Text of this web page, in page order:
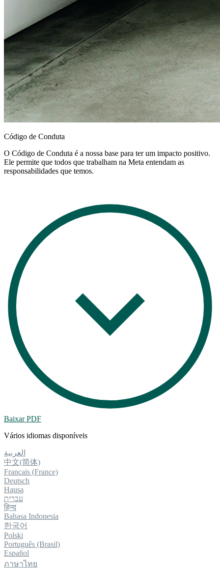
Código de Conduta
O Código de Conduta é a nossa base para ter um impacto positivo.
Ele permite que todos que trabalham na Meta entendam as
responsabilidades que temos.
Baixar PDF
Vários idiomas disponíveis
‏العربية‏
中文(简体)
Français (France)
Deutsch
Hausa
‏עברית‏
हिन्द
Bahasa Indonesia
한국어
Polski
Português (Brasil)
Español
ภาษาไทย